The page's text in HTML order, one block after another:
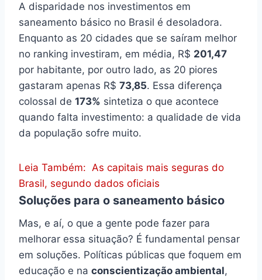
A disparidade nos investimentos em
saneamento básico no Brasil é desoladora.
Enquanto as 20 cidades que se saíram melhor
no ranking investiram, em média, R$ 201,47
por habitante, por outro lado, as 20 piores
gastaram apenas R$ 73,85. Essa diferença
colossal de 173% sintetiza o que acontece
quando falta investimento: a qualidade de vida
da população sofre muito.
Leia Também: As capitais mais seguras do
Brasil, segundo dados oficiais
Soluções para o saneamento básico
Mas, e aí, o que a gente pode fazer para
melhorar essa situação? É fundamental pensar
em soluções. Políticas públicas que foquem em
educação e na conscientização ambiental,